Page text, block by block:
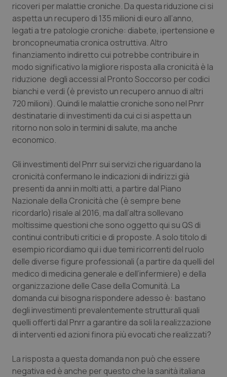
Emilia-Romagna
Friuli Venezia Giulia
Lazio
Liguria
Lombardia
Molise
Piemonte
Provincia Autonoma di Bolzano
Provincia Autonoma di Trento
Puglia
Sardegna
Sicilia
Toscana
Colesterolo & coronaropatie
Dermatite Atopica
Diabete & glucometri
Disturbi dell’umore
Dolore
Epatiti
HIV
Infezioni & Febbre
Ipertensione & Scompenso
Malattie rare
Malattia di Crohn & Rettocolite Ulcerosa
Neuroscienze & patologie neurodegenerative
Obesità
ricoveri per malattie croniche. Da questa riduzione ci si
aspetta un recupero di 135 milioni di euro all’anno,
legati a tre patologie croniche: diabete, ipertensione e
broncopneumatia cronica ostruttiva. Altro
finanziamento indiretto cui potrebbe contribuire in
modo significativo la migliore risposta alla cronicità è la
riduzione degli accessi al Pronto Soccorso per codici
bianchi e verdi (è previsto un recupero annuo di altri
720 milioni). Quindi le malattie croniche sono nel Pnrr
destinatarie di investimenti da cui ci si aspetta un
ritorno non solo in termini di salute, ma anche
economico.
Gli investimenti del Pnrr sui servizi che riguardano la
cronicità confermano le indicazioni di indirizzi già
presenti da anni in molti atti, a partire dal Piano
Nazionale della Cronicità che (è sempre bene
ricordarlo) risale al 2016, ma dall’altra sollevano
moltissime questioni che sono oggetto qui su QS di
continui contributi critici e di proposte. A solo titolo di
esempio ricordiamo qui i due temi ricorrenti del ruolo
delle diverse figure professionali (a partire da quelli del
medico di medicina generale e dell’infermiere) e della
organizzazione delle Case della Comunità. La
domanda cui bisogna rispondere adesso è: bastano
degli investimenti prevalentemente strutturali quali
quelli offerti dal Pnrr a garantire da soli la realizzazione
di interventi ed azioni finora più evocati che realizzati?
La risposta a questa domanda non può che essere
negativa ed è anche per questo che la sanità italiana